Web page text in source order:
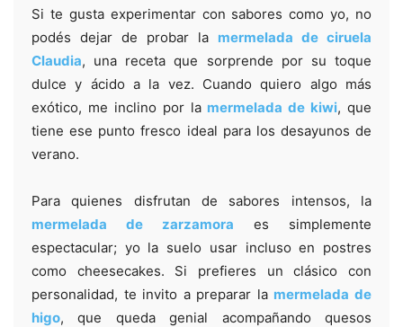
Si te gusta experimentar con sabores como yo, no
podés dejar de probar la mermelada de ciruela
Claudia, una receta que sorprende por su toque
dulce y ácido a la vez. Cuando quiero algo más
exótico, me inclino por la mermelada de kiwi, que
tiene ese punto fresco ideal para los desayunos de
verano.
Para quienes disfrutan de sabores intensos, la
mermelada de zarzamora es simplemente
espectacular; yo la suelo usar incluso en postres
como cheesecakes. Si prefieres un clásico con
personalidad, te invito a preparar la mermelada de
higo, que queda genial acompañando quesos